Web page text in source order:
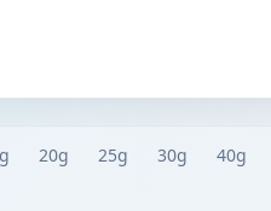
20g 25g 30g 40g